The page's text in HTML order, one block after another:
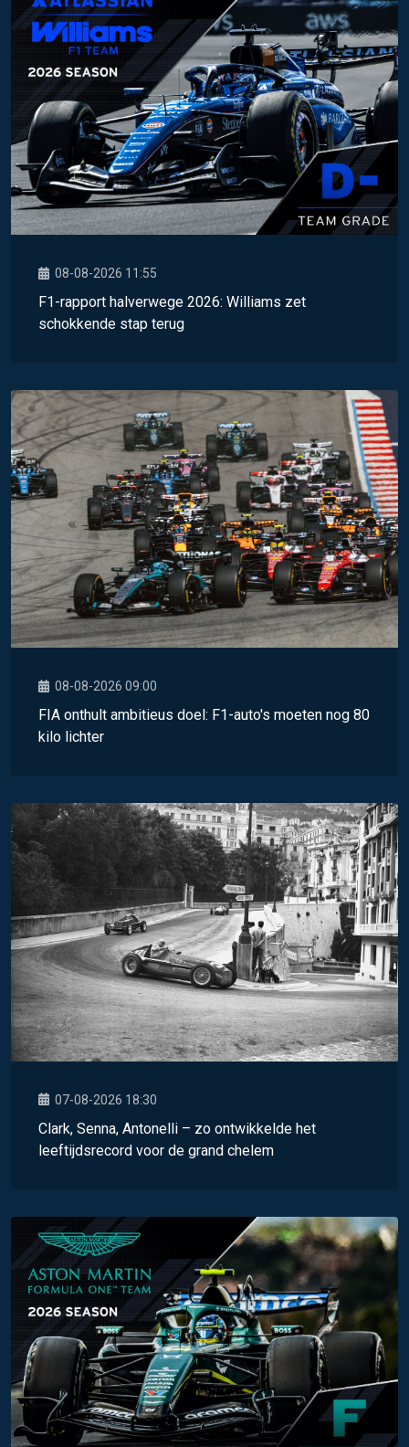
08-08-2026 11:55
F1-rapport halverwege 2026: Williams zet
schokkende stap terug
08-08-2026 09:00
FIA onthult ambitieus doel: F1-auto's moeten nog 80
kilo lichter
07-08-2026 18:30
Clark, Senna, Antonelli – zo ontwikkelde het
leeftijdsrecord voor de grand chelem